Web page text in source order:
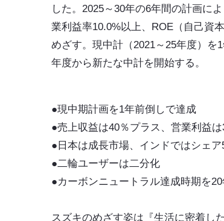
した。2025～30年の6年間の計画に
業利益率10.0%以上、ROE（自己資
めざす。現中計（2021～25年度）を
年度から新たな中計を開始する。
●現中期計画を1年前倒しで達成
●売上収益は40％プラス、営業利益
●日本は成長市場、インドではシェア
●二輪ユーザーは二分化
●カーボンニュートラル達成時期を
スズキのめざす姿は『生活に密着し